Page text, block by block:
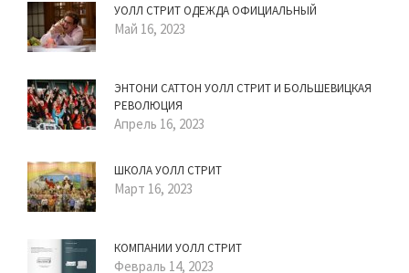
УОЛЛ СТРИТ ОДЕЖДА ОФИЦИАЛЬНЫЙ
Май 16, 2023
ЭНТОНИ САТТОН УОЛЛ СТРИТ И БОЛЬШЕВИЦКАЯ
РЕВОЛЮЦИЯ
Апрель 16, 2023
ШКОЛА УОЛЛ СТРИТ
Март 16, 2023
КОМПАНИИ УОЛЛ СТРИТ
Февраль 14, 2023